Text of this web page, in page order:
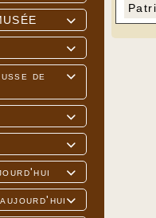



de



